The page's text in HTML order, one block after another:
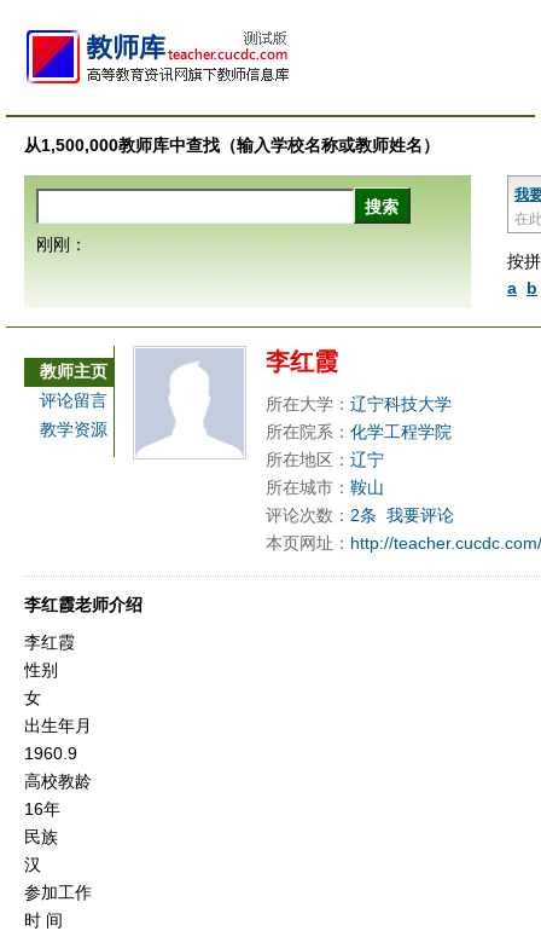
从1,500,000教师库中查找（输入学校名称或教师姓名）
我
在
按
a b
刚刚：
教师主页
评论留言
教学资源
李红霞
所在大学： 辽宁科技大学
所在院系： 化学工程学院
所在地区： 辽宁
所在城市： 鞍山
评论次数： 2条 我要评论
本页网址： http://
李红霞老师介绍
李红霞
性别
女
出生年月
1960.9
高校教龄
16年
民族
汉
参加工作
时 间